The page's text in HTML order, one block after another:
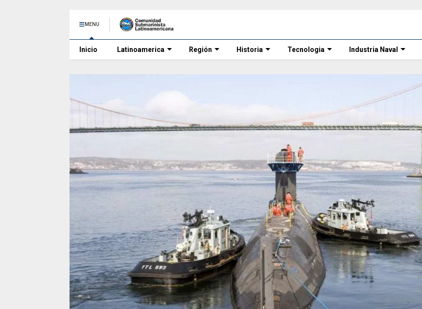
MENU
Inicio Latinoamerica Región Historia Tecnologia Industria Naval